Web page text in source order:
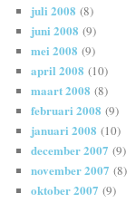
juli 2008 (8)
juni 2008 (9)
mei 2008 (9)
april 2008 (10)
maart 2008 (8)
februari 2008 (9)
januari 2008 (10)
december 2007 (9)
november 2007 (8)
oktober 2007 (9)